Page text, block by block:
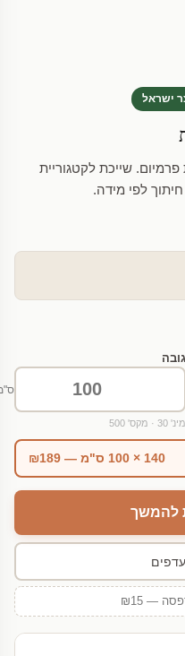
ישראל
שייכת לקטגוריית
גובה
מינ' 30 · מקס' 500
140 × 100 ס"מ — ₪189
להמשך
— ₪15